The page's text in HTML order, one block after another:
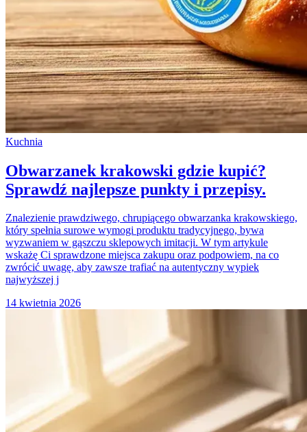
Kuchnia
Obwarzanek krakowski gdzie kupić?
Sprawdź najlepsze punkty i przepisy.
Znalezienie prawdziwego, chrupiącego obwarzanka krakowskiego,
który spełnia surowe wymogi produktu tradycyjnego, bywa
wyzwaniem w gąszczu sklepowych imitacji. W tym artykule
wskażę Ci sprawdzone miejsca zakupu oraz podpowiem, na co
zwrócić uwagę, aby zawsze trafiać na autentyczny wypiek
najwyższej j
14 kwietnia 2026